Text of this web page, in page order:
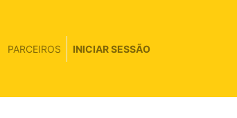
PARCEIROS INICIAR SESSÃO